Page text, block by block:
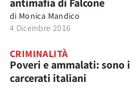
antimafia di Falcone
di Monica Mandico
4 Dicembre 2016
CRIMINALITÀ
Poveri e ammalati: sono i
carcerati italiani